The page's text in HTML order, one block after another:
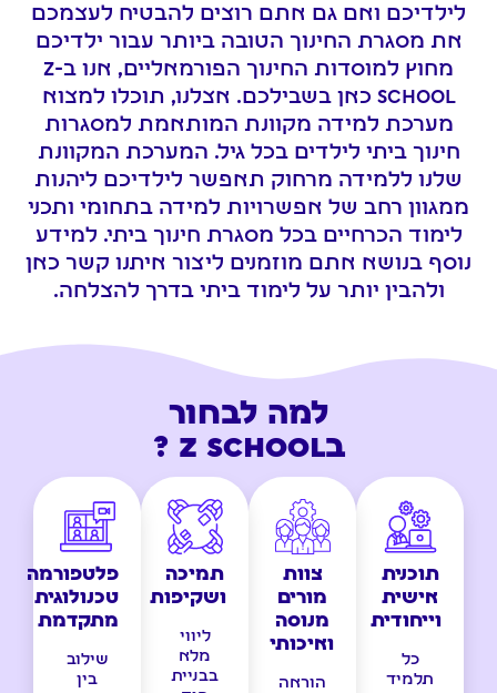
לילדיכם ואם גם אתם רוצים להבטיח לעצמכם
את מסגרת החינוך הטובה ביותר עבור ילדיכם
מחוץ למוסדות החינוך הפורמאליים, אנו ב-Z
SCHOOL כאן בשבילכם. אצלנו, תוכלו למצוא
מערכת למידה מקוונת המותאמת למסגרות
חינוך ביתי לילדים בכל גיל. המערכת המקוונת
שלנו ללמידה מרחוק תאפשר לילדיכם ליהנות
ממגוון רחב של אפשרויות למידה בתחומי ותכני
לימוד הכרחיים בכל מסגרת חינוך ביתי. למידע
נוסף בנושא אתם מוזמנים ליצור איתנו קשר כאן
ולהבין יותר על לימוד ביתי בדרך להצלחה.
למה לבחור
בZ SCHOOL ?
תוכנית
אישית
וייחודית
כל
תלמיד
צוות
מורים
מנוסה
ואיכותי
הוראה
תמיכה
ושקיפות
ליווי
מלא
בבניית
פלטפורמה
טכנולוגית
מתקדמת
שילוב
בין